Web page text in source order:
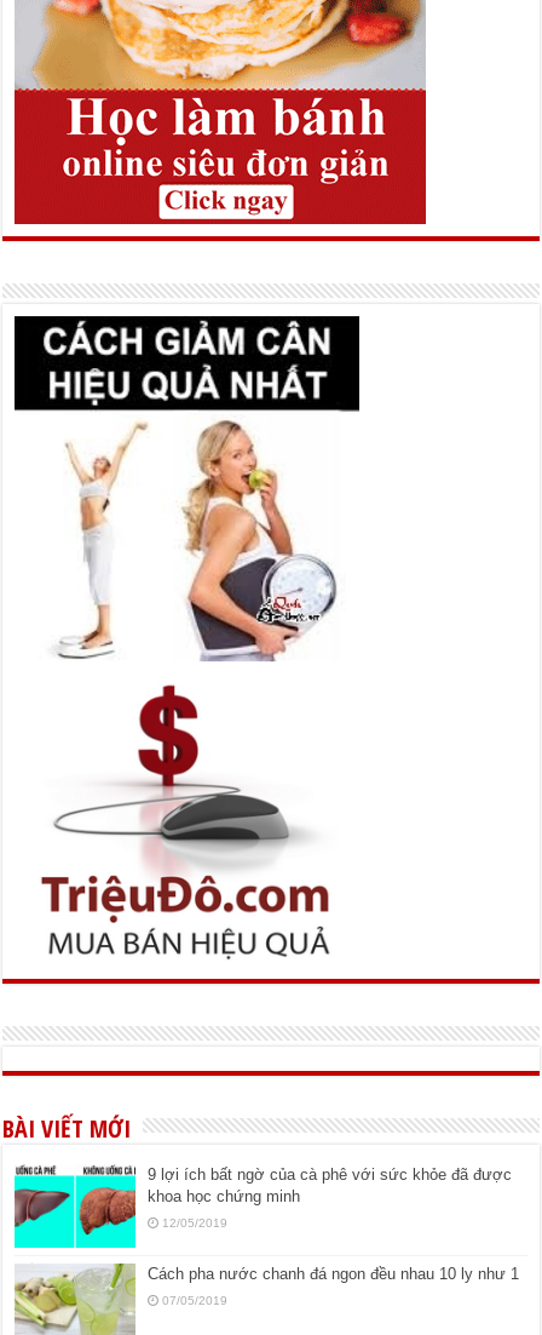
BÀI VIẾT MỚI
9 lợi ích bất ngờ của cà phê với sức khỏe đã được
khoa học chứng minh
12/05/2019
Cách pha nước chanh đá ngon đều nhau 10 ly như 1
07/05/2019